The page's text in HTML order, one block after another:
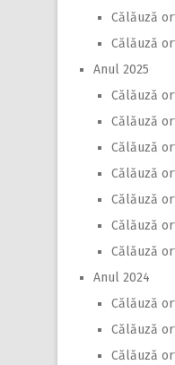
Călăuză
Călăuză
Anul 2025
Călăuză
Călăuză
Călăuză
Călăuză
Călăuză
Călăuză
Călăuză
Anul 2024
Călăuză
Călăuză
Călăuză